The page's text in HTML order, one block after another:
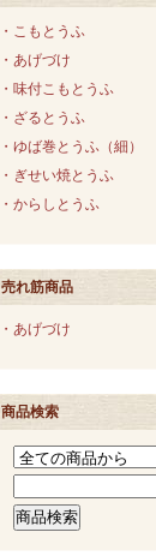
・こもとうふ
・あげづけ
・味付こもとうふ
・ざるとうふ
・ゆば巻とうふ（細）
・ぎせい焼とうふ
・からしとうふ
売れ筋商品
・あげづけ
商品検索